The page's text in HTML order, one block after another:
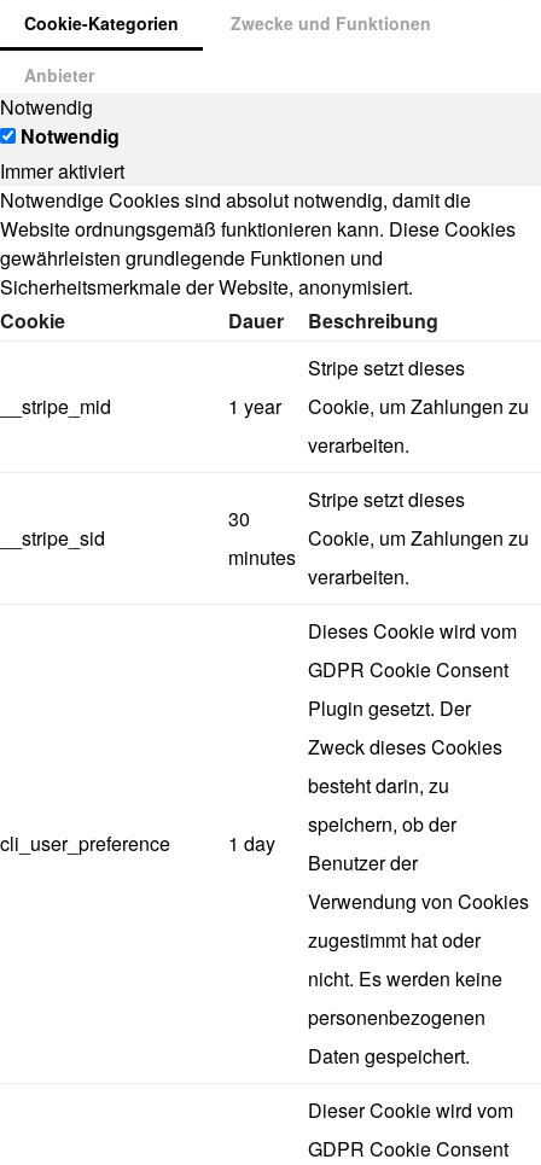
Cookie-Kategorien Zwecke und Funktionen
Anbieter
Notwendig
Notwendig
Immer aktiviert
Notwendige Cookies sind absolut notwendig, damit die
Website ordnungsgemäß funktionieren kann. Diese Cookies
gewährleisten grundlegende Funktionen und
Sicherheitsmerkmale der Website, anonymisiert.
Cookie
Dauer Beschreibung
__stripe_mid 1 year
Stripe setzt dieses
Cookie, um Zahlungen zu
verarbeiten.
__stripe_sid
30
minutes
Stripe setzt dieses
Cookie, um Zahlungen zu
verarbeiten.
cli_user_preference 1 day
Dieses Cookie wird vom
GDPR Cookie Consent
Plugin gesetzt. Der
Zweck dieses Cookies
besteht darin, zu
speichern, ob der
Benutzer der
Verwendung von Cookies
zugestimmt hat oder
nicht. Es werden keine
personenbezogenen
Daten gespeichert.
Dieser Cookie wird vom
GDPR Cookie Consent